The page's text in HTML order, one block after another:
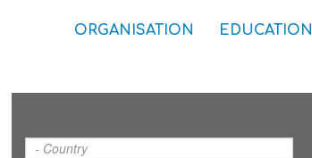
ORGANISATION EDUCATION